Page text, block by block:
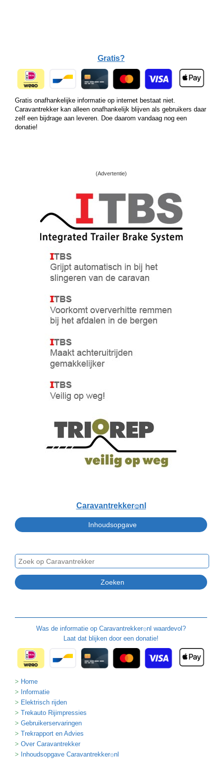
Gratis?
Gratis onafhankelijke informatie op internet bestaat niet.
Caravantrekker kan alleen onafhankelijk blijven als gebruikers daar
zelf een bijdrage aan leveren. Doe daarom vandaag nog een
donatie!
(Advertentie)
Caravantrekker🙂nl
Was de informatie op Caravantrekker🙂nl waardevol?
Laat dat blijken door een donatie!
Home
Informatie
Elektrisch rijden
Trekauto Rijimpressies
Gebruikerservaringen
Trekrapport en Advies
Over Caravantrekker
Inhoudsopgave Caravantrekker🙂nl